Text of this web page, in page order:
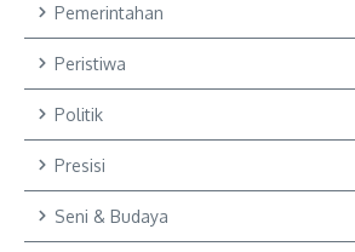
Pemerintahan
Peristiwa
Politik
Presisi
Seni & Budaya